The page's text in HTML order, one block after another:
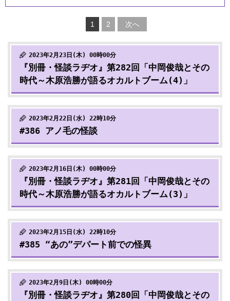
1 2 次へ
2023年2月23日(木) 00時00分
『別冊・怪談ラヂオ』第282回「中岡俊哉とその
時代～木原浩勝が語るオカルトブーム(4)」
2023年2月22日(水) 22時10分
#386 アノ毛の怪談
2023年2月16日(木) 00時00分
『別冊・怪談ラヂオ』第281回「中岡俊哉とその
時代～木原浩勝が語るオカルトブーム(3)」
2023年2月15日(水) 22時10分
#385 “あの”デパート前での怪異
2023年2月9日(木) 00時00分
『別冊・怪談ラヂオ』第280回「中岡俊哉とその